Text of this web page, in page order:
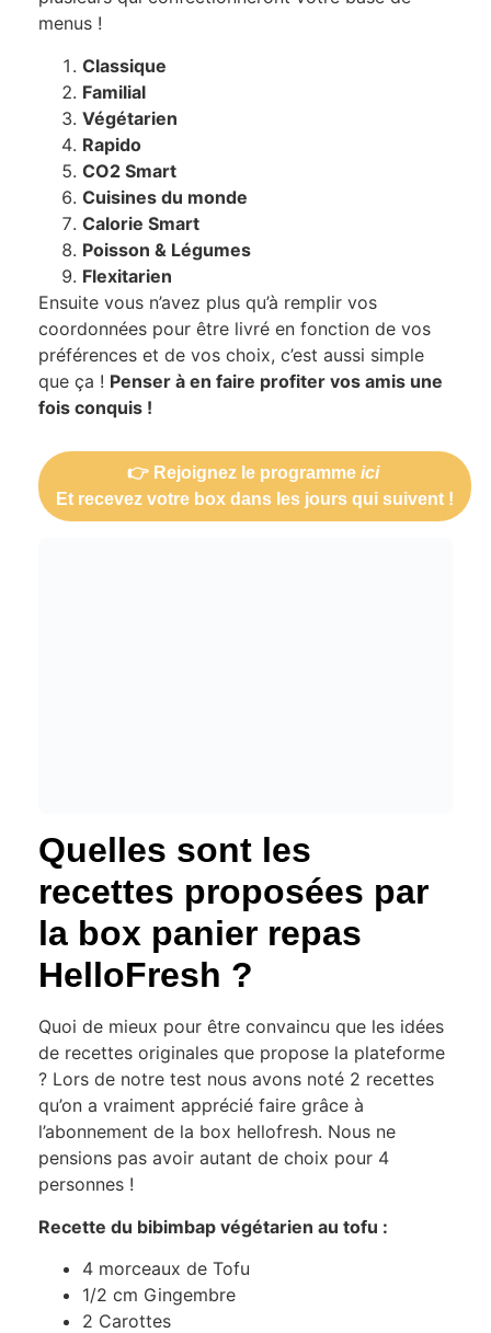
menus !
Classique
Familial
Végétarien
Rapido
CO2 Smart
Cuisines du monde
Calorie Smart
Poisson & Légumes
Flexitarien
Ensuite vous n’avez plus qu’à remplir vos
coordonnées pour être livré en fonction de vos
préférences et de vos choix, c’est aussi simple
que ça ! Penser à en faire profiter vos amis une
fois conquis !
👉 Rejoignez le programme ici
Et recevez votre box dans les jours qui suivent !
Quelles sont les
recettes proposées par
la box panier repas
HelloFresh ?
Quoi de mieux pour être convaincu que les idées
de recettes originales que propose la plateforme
? Lors de notre test nous avons noté 2 recettes
qu’on a vraiment apprécié faire grâce à
l’abonnement de la box hellofresh. Nous ne
pensions pas avoir autant de choix pour 4
personnes !
Recette du bibimbap végétarien au tofu :
4 morceaux de Tofu
1/2 cm Gingembre
2 Carottes